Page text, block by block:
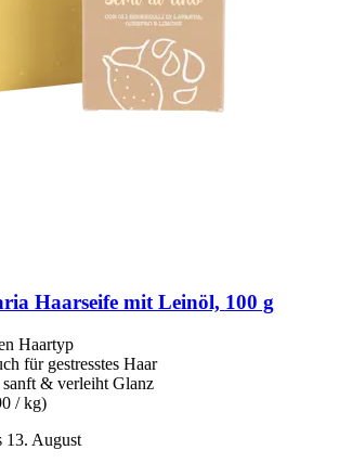
Haarseife mit Leinöl, 100 g
Haartyp
für gestresstes Haar
& verleiht Glanz
/ kg)
13. August